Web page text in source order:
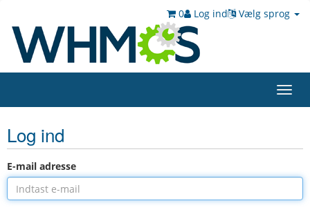
Vælg sprog
Log ind
0
Log ind
E-mail adresse